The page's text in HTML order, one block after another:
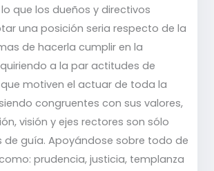
que los dueños y directivos
una posición seria respecto de la
de hacerla cumplir en la
a la par actitudes de
motiven el actuar de toda la
congruentes con sus valores,
visión y ejes rectores son sólo
de guía. Apoyándose sobre todo de
prudencia, justicia, templanza